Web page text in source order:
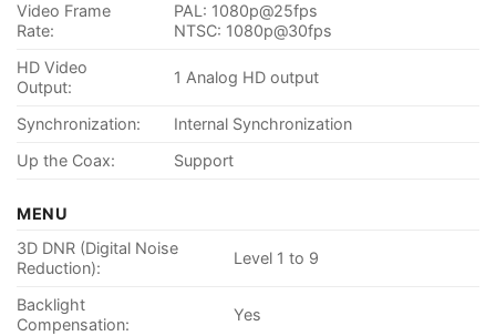
Video Frame
Rate:
PAL: 1080p@25fps
NTSC: 1080p@30fps
HD Video
Output:
1 Analog HD output
Synchronization:
Internal Synchronization
Up the Coax:
Support
MENU
3D DNR (Digital Noise
Reduction):
Level 1 to 9
Backlight
Compensation:
Yes